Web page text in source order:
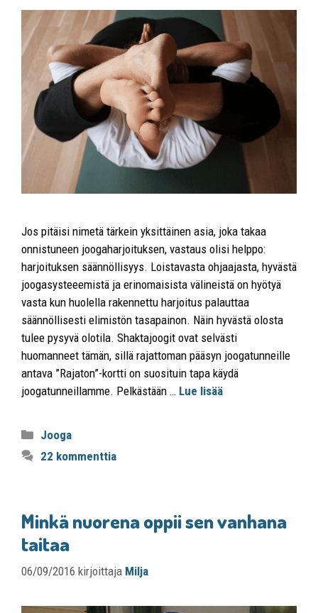
Jos pitäisi nimetä tärkein yksittäinen asia, joka takaa
onnistuneen joogaharjoituksen, vastaus olisi helppo:
harjoituksen säännöllisyys. Loistavasta ohjaajasta, hyvästä
joogasysteeemistä ja erinomaisista välineistä on hyötyä
vasta kun huolella rakennettu harjoitus palauttaa
säännöllisesti elimistön tasapainon. Näin hyvästä olosta
tulee pysyvä olotila. Shaktajoogit ovat selvästi
huomanneet tämän, sillä rajattoman pääsyn joogatunneille
antava ”Rajaton”-kortti on suosituin tapa käydä
joogatunneillamme. Pelkästään … Lue lisää
Jooga
22 kommenttia
Minkä nuorena oppii sen vanhana
taitaa
06/09/2016 kirjoittaja Milja